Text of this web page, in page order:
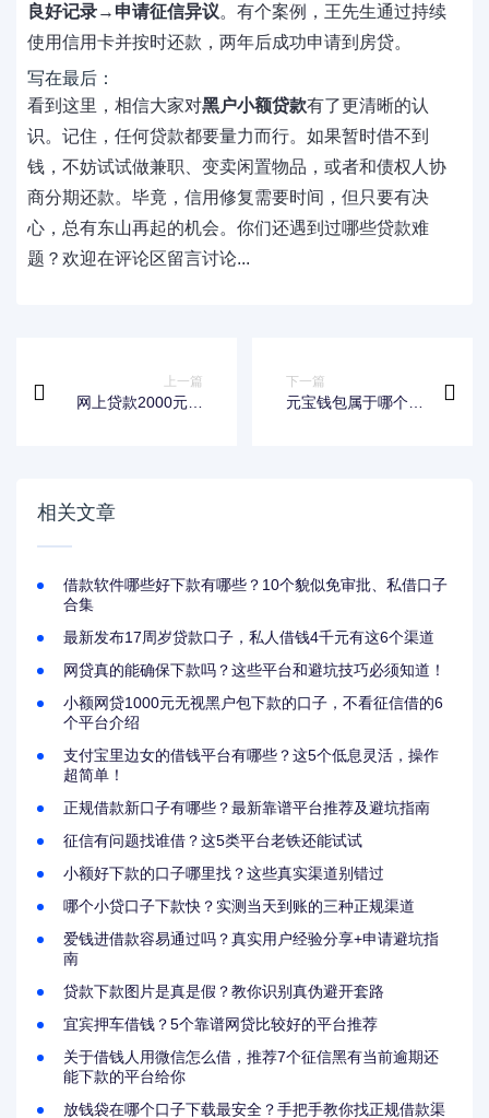
良好记录→ 申请征信异议。有个案例，王先生通过持续
使用信用卡并按时还款，两年后成功申请到房贷。
写在最后：
看到这里，相信大家对黑户小额贷款有了更清晰的认
识。记住，任何贷款都要量力而行。如果暂时借不到
钱，不妨试试做兼职、变卖闲置物品，或者和债权人协
商分期还款。毕竟，信用修复需要时间，但只要有决
心，总有东山再起的机会。你们还遇到过哪些贷款难
题？欢迎在评论区留言讨论...
上一篇
网上贷款2000元哪
下一篇
元宝钱包属于哪个口
相关文章
借款软件哪些好下款有哪些？10个貌似免审批、私借口子
合集
最新发布17周岁贷款口子，私人借钱4千元有这6个渠道
网贷真的能确保下款吗？这些平台和避坑技巧必须知道！
小额网贷1000元无视黑户包下款的口子，不看征信借的6
个平台介绍
支付宝里边女的借钱平台有哪些？这5个低息灵活，操作
超简单！
正规借款新口子有哪些？最新靠谱平台推荐及避坑指南
征信有问题找谁借？这5类平台老铁还能试试
小额好下款的口子哪里找？这些真实渠道别错过
哪个小贷口子下款快？实测当天到账的三种正规渠道
爱钱进借款容易通过吗？真实用户经验分享+申请避坑指
南
贷款下款图片是真是假？教你识别真伪避开套路
宜宾押车借钱？5个靠谱网贷比较好的平台推荐
关于借钱人用微信怎么借，推荐7个征信黑有当前逾期还
能下款的平台给你
放钱袋在哪个口子下载最安全？手把手教你找正规借款渠